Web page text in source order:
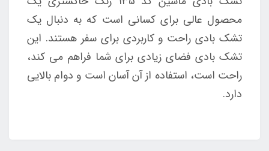
محصول عالی برای کسانی است که به دنبال یک
تشک بادی راحت و کاربردی برای سفر هستند. این
تشک بادی فضای زیادی برای شما فراهم می کند،
راحت است، استفاده از آن آسان است و دوام بالایی
دارد.